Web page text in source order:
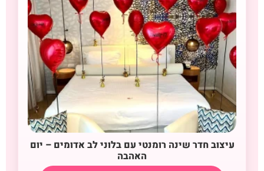
עיצוב חדר שינה רומנטי עם בלוני לב אדומים – יום
האהבה